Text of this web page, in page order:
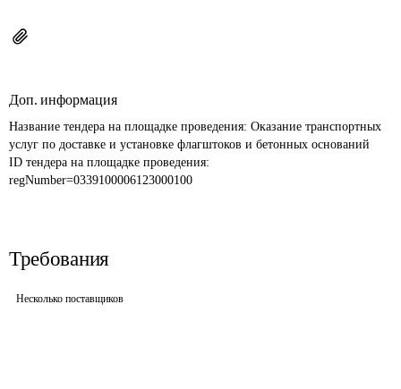
Доп. информация
Название тендера на площадке проведения: Оказание транспортных
услуг по доставке и установке флагштоков и бетонных оснований
ID тендера на площадке проведения:
regNumber=0339100006123000100
Требования
Несколько поставщиков